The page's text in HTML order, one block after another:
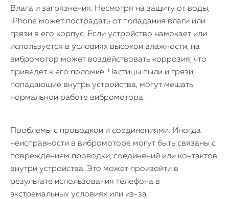
Влага и загрязнения. Несмотря на защиту от воды,
iPhone может пострадать от попадания влаги или
грязи в его корпус. Если устройство намокает или
используется в условиях высокой влажности, на
вибромотор может воздействовать коррозия, что
приведет к его поломке. Частицы пыли и грязи,
попадающие внутрь устройства, могут мешать
нормальной работе вибромотора.
Проблемы с проводкой и соединениями. Иногда
неисправности в вибромоторе могут быть связаны с
повреждением проводки, соединений или контактов
внутри устройства. Это может произойти в
результате использования телефона в
экстремальных условиях или из-за